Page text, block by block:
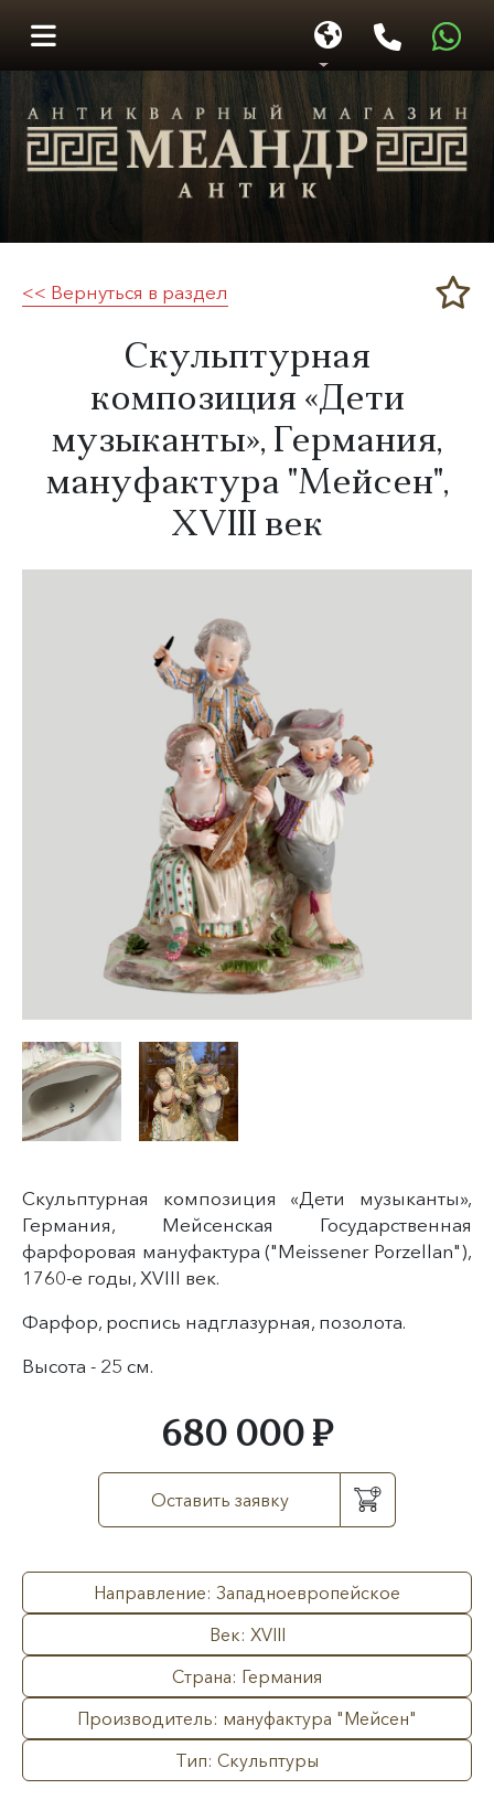
Меандр-Антик
<< Вернуться в раздел
Скульптурная
композиция «Дети
музыканты», Германия,
мануфактура "Мейсен",
XVIII век
Скульптурная композиция «Дети музыканты»,
Германия, Мейсенская Государственная
фарфоровая мануфактура ("Meissener Porzellan"),
1760-е годы, XVIII век.
Фарфор, роспись надглазурная, позолота.
Высота - 25 см.
680 000 ₽
Оставить заявку
Направление: Западноевропейское
Век: XVIII
Страна: Германия
Производитель: мануфактура "Мейсен"
Тип: Скульптуры